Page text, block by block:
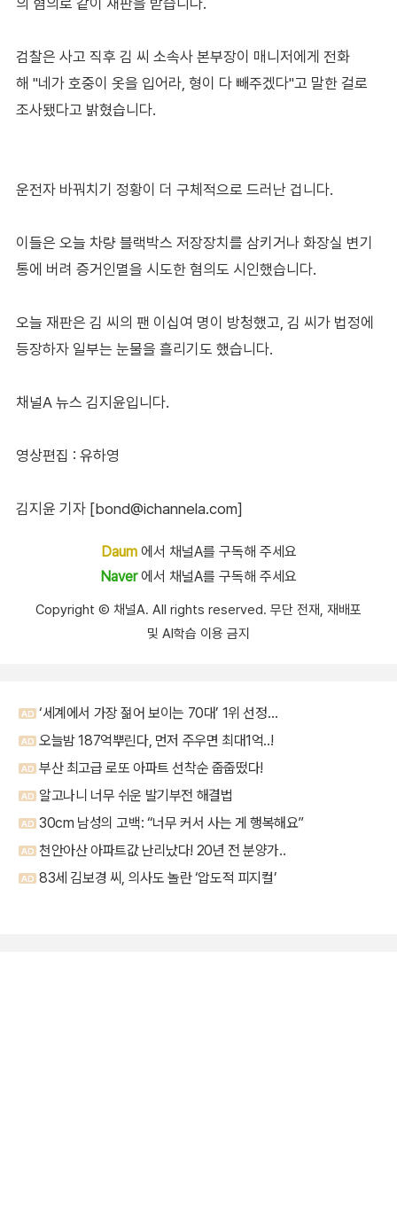
검찰은 사고 직후 김 씨 소속사 본부장이 매니저에게 전화
해 "네가 호중이 옷을 입어라, 형이 다 빼주겠다"고 말한 걸로
조사됐다고 밝혔습니다.
운전자 바꿔치기 정황이 더 구체적으로 드러난 겁니다.
이들은 오늘 차량 블랙박스 저장장치를 삼키거나 화장실 변기
통에 버려 증거인멸을 시도한 혐의도 시인했습니다.
오늘 재판은 김 씨의 팬 이십여 명이 방청했고, 김 씨가 법정에
등장하자 일부는 눈물을 흘리기도 했습니다.
채널A 뉴스 김지윤입니다.
영상편집 : 유하영
김지윤 기자 [bond@ichannela.com]
Daum에서 채널A를 구독해 주세요
Naver에서 채널A를 구독해 주세요
Copyright Ⓒ 채널A. All rights reserved. 무단 전재, 재배포
및 AI학습 이용 금지